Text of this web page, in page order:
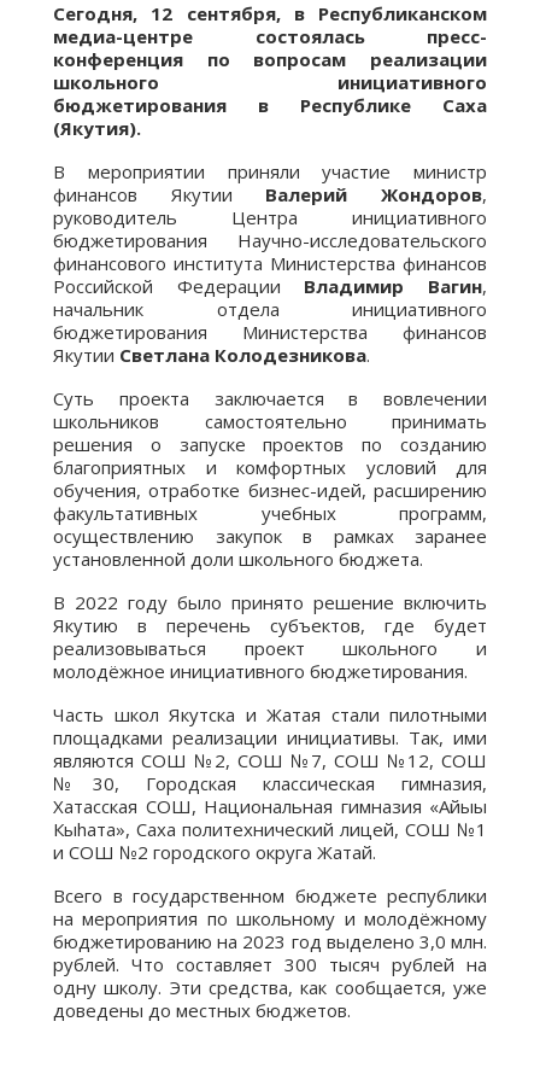
Сегодня, 12 сентября, в Республиканском
медиа-центре состоялась пресс-
конференция по вопросам реализации
школьного инициативного
бюджетирования в Республике Саха
(Якутия).
В мероприятии приняли участие министр
финансов Якутии Валерий Жондоров,
руководитель Центра инициативного
бюджетирования Научно-исследовательского
финансового института Министерства финансов
Российской Федерации Владимир Вагин,
начальник отдела инициативного
бюджетирования Министерства финансов
Якутии Светлана Колодезникова.
Суть проекта заключается в вовлечении
школьников самостоятельно принимать
решения о запуске проектов по созданию
благоприятных и комфортных условий для
обучения, отработке бизнес-идей, расширению
факультативных учебных программ,
осуществлению закупок в рамках заранее
установленной доли школьного бюджета.
В 2022 году было принято решение включить
Якутию в перечень субъектов, где будет
реализовываться проект школьного и
молодёжное инициативного бюджетирования.
Часть школ Якутска и Жатая стали пилотными
площадками реализации инициативы. Так, ими
являются СОШ №2, СОШ №7, СОШ №12, СОШ
№30, Городская классическая гимназия,
Хатасская СОШ, Национальная гимназия «Айыы
Кыhата», Саха политехнический лицей, СОШ №1
и СОШ №2 городского округа Жатай.
Всего в государственном бюджете республики
на мероприятия по школьному и молодёжному
бюджетированию на 2023 год выделено 3,0 млн.
рублей. Что составляет 300 тысяч рублей на
одну школу. Эти средства, как сообщается, уже
доведены до местных бюджетов.